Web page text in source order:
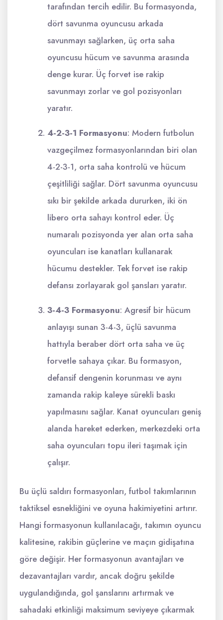
tarafından tercih edilir. Bu formasyonda,
dört savunma oyuncusu arkada
savunmayı sağlarken, üç orta saha
oyuncusu hücum ve savunma arasında
denge kurar. Üç forvet ise rakip
savunmayı zorlar ve gol pozisyonları
yaratır.
4-2-3-1 Formasyonu: Modern futbolun
vazgeçilmez formasyonlarından biri olan
4-2-3-1, orta saha kontrolü ve hücum
çeşitliliği sağlar. Dört savunma oyuncusu
sıkı bir şekilde arkada dururken, iki ön
libero orta sahayı kontrol eder. Üç
numaralı pozisyonda yer alan orta saha
oyuncuları ise kanatları kullanarak
hücumu destekler. Tek forvet ise rakip
defansı zorlayarak gol şansları yaratır.
3-4-3 Formasyonu: Agresif bir hücum
anlayışı sunan 3-4-3, üçlü savunma
hattıyla beraber dört orta saha ve üç
forvetle sahaya çıkar. Bu formasyon,
defansif dengenin korunması ve aynı
zamanda rakip kaleye sürekli baskı
yapılmasını sağlar. Kanat oyuncuları geniş
alanda hareket ederken, merkezdeki orta
saha oyuncuları topu ileri taşımak için
çalışır.
Bu üçlü saldırı formasyonları, futbol takımlarının
taktiksel esnekliğini ve oyuna hakimiyetini artırır.
Hangi formasyonun kullanılacağı, takımın oyuncu
kalitesine, rakibin güçlerine ve maçın gidişatına
göre değişir. Her formasyonun avantajları ve
dezavantajları vardır, ancak doğru şekilde
uygulandığında, gol şanslarını artırmak ve
sahadaki etkinliği maksimum seviyeye çıkarmak